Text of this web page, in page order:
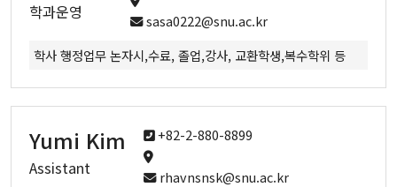
학과운영
sasa0222@snu.ac.kr
학사 행정업무 논자시,수료, 졸업,강사, 교환학생,복수학위 등
Yumi Kim
Assistant
+82-2-880-8899
rhavnsnsk@snu.ac.kr
Admissions
Application